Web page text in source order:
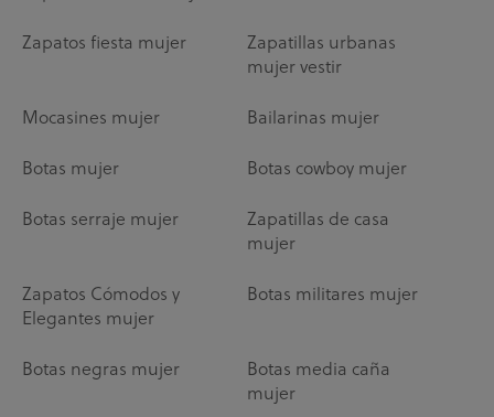
Zapatos fiesta mujer
Zapatillas urbanas
mujer vestir
Mocasines mujer Bailarinas mujer
Botas mujer Botas cowboy mujer
Botas serraje mujer
Zapatillas de casa
mujer
Zapatos Cómodos y
Elegantes mujer
Botas militares mujer
Botas negras mujer
Botas media caña
mujer